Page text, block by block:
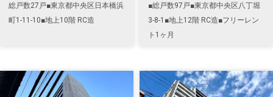
総戸数27戸■東京都中央区日本橋浜
町1-11-10■地上10階 RC造
■総戸数97戸■東京都中央区八丁堀
3-8-1■地上12階 RC造■フリーレン
ト1ヶ月